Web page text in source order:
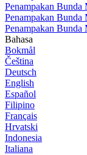
Penampakan
Penampakan
Penampakan Bunda
Bahasa
Bokmål
Čeština
Deutsch
English
Español
Filipino
Français
Hrvatski
Indonesia
Italiana